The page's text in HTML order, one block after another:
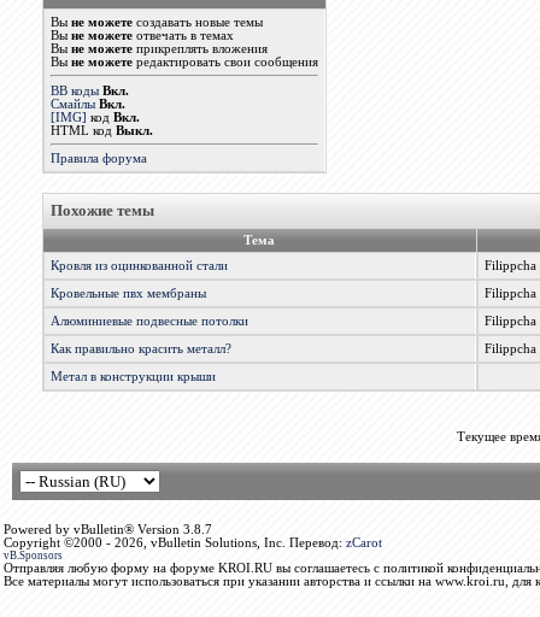
Вы не можетесоздавать новые темы
Вы не можетеотвечать в темах
Вы не можетеприкреплять вложения
Вы не можетередактировать свои сообщения
BB коды Вкл.
Смайлы Вкл.
[IMG] код Вкл.
HTML код Выкл.
Правила форума
Похожие темы
Тема
Кровля из оцинкованной стали
Filippcha
Кровельные пвх мембраны Filippcha
Алюминиевые подвесные потолки Filippcha
Как правильно красить металл? Filippcha
Метал в конструкции крыши
Текущее
Powered by vBulletin® Version 3.8.7
Copyright ©2000 - 2026, vBulletin Solutions, Inc. Перевод: zCarot
vB.Sponsors
Отправляя любую форму на форуме KROI.RU вы соглашаетесь с политикой
Все материалы могут использоваться при указании авторства и ссылки на www.kroi.ru, для